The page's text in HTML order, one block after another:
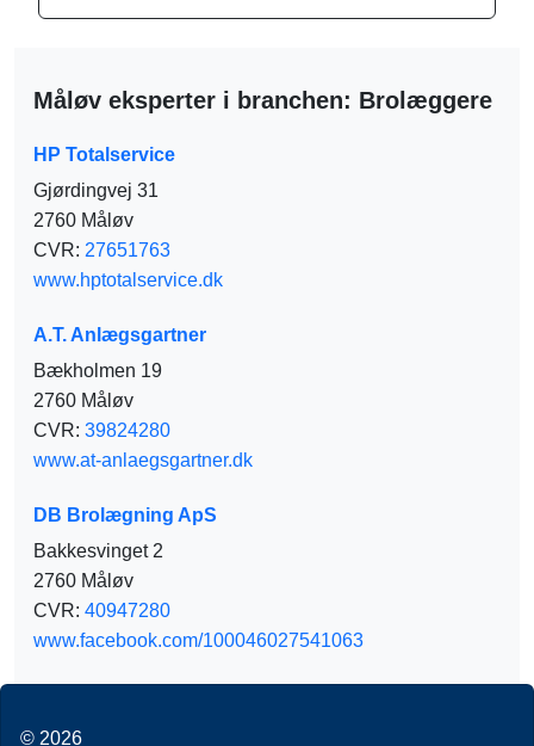
Måløv eksperter i branchen: Brolæggere
HP Totalservice
Gjørdingvej 31
2760 Måløv
CVR: 27651763
www.hptotalservice.dk
A.T. Anlægsgartner
Bækholmen 19
2760 Måløv
CVR: 39824280
www.at-anlaegsgartner.dk
DB Brolægning ApS
Bakkesvinget 2
2760 Måløv
CVR: 40947280
www.facebook.com/100046027541063
© 2026